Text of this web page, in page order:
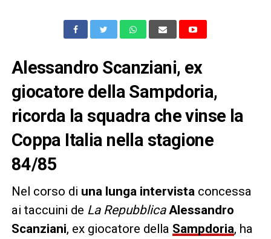
Alessandro Scanziani, ex
giocatore della Sampdoria,
ricorda la squadra che vinse la
Coppa Italia nella stagione
84/85
Nel corso di una lunga intervistaconcessa
ai taccuini de La Repubblica Alessandro
Scanziani, ex giocatore della Sampdoria, ha